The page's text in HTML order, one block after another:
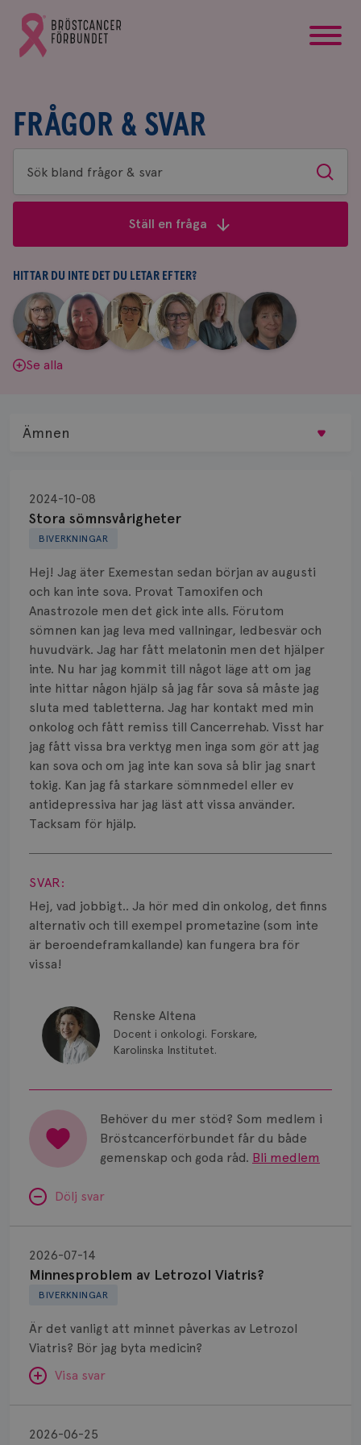
Gå
till
Bröstcancerförbundets
FRÅGOR & SVAR
Sök
bland
&
svar
Sök
Ställ en fråga
HITTAR DU INTE DET DU LETAR EFTER?
Aina
Johnsson
|
Anne
Andersson
Fredrika
Killander
|
Jeanette
Bäcklund
|
Maria
Edegran
|
Yvette
Andersson
Se alla
BIVERKNINGAR
Stora sömnsvårigheter
2024-10-08
Hej! Jag äter Exemestan sedan början av augusti
och kan inte sova. Provat Tamoxifen och
Anastrozole men det gick inte alls. Förutom
sömnen kan jag leva med vallningar, ledbesvär och
huvudvärk. Jag har fått melatonin men det hjälper
inte. Nu har jag kommit till något läge att om jag
inte hittar någon hjälp så jag får sova så måste jag
sluta med tabletterna. Jag har kontakt med min
onkolog och fått remiss till Cancerrehab. Visst har
jag fått vissa bra verktyg men inga som gör att jag
kan sova och om jag inte kan sova så blir jag snart
tokig. Kan jag få starkare sömnmedel eller ev
antidepressiva har jag läst att vissa använder.
Tacksam för hjälp.
Visa svar
SVAR:
Hej, vad jobbigt.. Ja hör med din onkolog, det finns
alternativ och till exempel prometazine (som inte
är beroendeframkallande) kan fungera bra för
vissa!
Renske Altena
Docent i onkologi. Forskare,
Karolinska Institutet.
Behöver du mer stöd? Som medlem i
Bröstcancerförbundet får du både
gemenskap och goda råd. Bli medlem
Dölj svar
BIVERKNINGAR
Minnesproblem av Letrozol Viatris?
2026-07-14
Är det vanligt att minnet påverkas av Letrozol
Viatris? Bör jag byta medicin?
Visa svar
SVAR:
Letrozol
Viatris?
2026-06-25
kring
Ämnen
Biopsi
Biverkningar
Bröstvårta
Knöl
Läkemedel
Typ av bröstcancer
Smärta
Prognos
Risker
Spridd bröstcancer
Vätska